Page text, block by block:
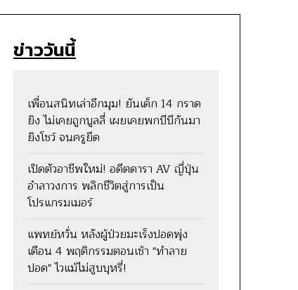
ข่าววันนี้
เพื่อนสนิทเล่าอีกมุม! ยันเด็ก 14 กราด
ยิง ไม่เคยถูกบูลลี่ เผยเคยพกบีบีกันมา
ยิงโชว์ จนครูยึด
เปิดตัวอาชีพใหม่! อดีตดารา AV ญี่ปุ่น
อำลาวงการ พลิกชีวิตสู่การเป็น
โปรแกรมเมอร์
แพทย์หวั่น หลังผู้ป่วยมะเร็งปอดพุ่ง
เตือน 4 พฤติกรรมตอนเช้า "ทำลาย
ปอด" ไวแม้ไม่สูบบุหรี่!